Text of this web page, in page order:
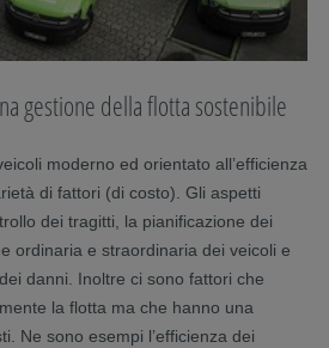
gestione della flotta sostenibile
moderno ed orientato all’efficienza
di fattori (di costo). Gli aspetti
dei tragitti, la pianificazione dei
ordinaria e straordinaria dei veicoli e
danni. Inoltre ci sono fattori che
la flotta ma che hanno una
Ne sono esempi l’efficienza dei